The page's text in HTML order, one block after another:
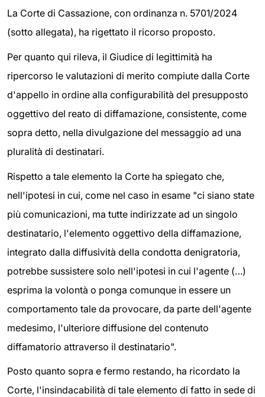
La Corte di Cassazione, con ordinanza n. 5701/2024
(sotto allegata), ha rigettato il ricorso proposto.
Per quanto qui rileva, il Giudice di legittimità ha
ripercorso le valutazioni di merito compiute dalla Corte
d'appello in ordine alla configurabilità del presupposto
oggettivo del reato di diffamazione, consistente, come
sopra detto, nella divulgazione del messaggio ad una
pluralità di destinatari.
Rispetto a tale elemento la Corte ha spiegato che,
nell'ipotesi in cui, come nel caso in esame "ci siano state
più comunicazioni, ma tutte indirizzate ad un singolo
destinatario, l'elemento oggettivo della diffamazione,
integrato dalla diffusività della condotta denigratoria,
potrebbe sussistere solo nell'ipotesi in cui l'agente (…)
esprima la volontà o ponga comunque in essere un
comportamento tale da provocare, da parte dell'agente
medesimo, l'ulteriore diffusione del contenuto
diffamatorio attraverso il destinatario".
Posto quanto sopra e fermo restando, ha ricordato la
Corte, l'insindacabilità di tale elemento di fatto in sede di